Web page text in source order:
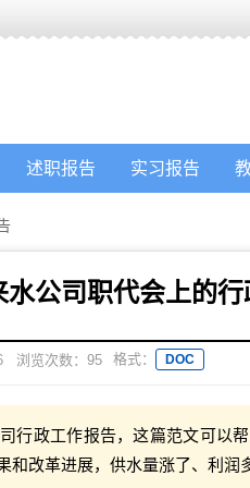
述职报告 实习报告
水公司职代会上的
浏览次数： 95 格式： DOC
行政工作报告，这篇范文可以
改革进展，供水量涨了、利润